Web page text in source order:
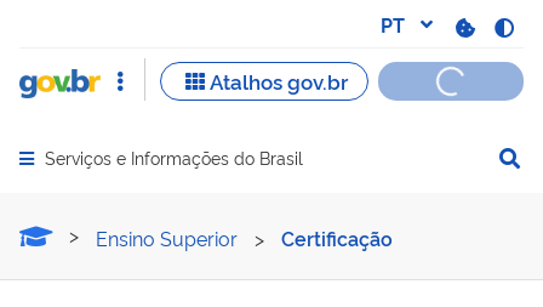
Abrir menu principal de navegação
Serviços e Informações do Brasil
Participar de Processo
Ensino Superior > Certificação